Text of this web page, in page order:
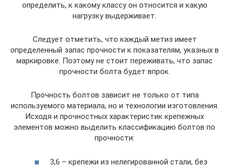
определить, к какому классу он относится и какую
нагрузку выдерживает.
Следует отметить, что каждый метиз имеет
определенный запас прочности к показателям, указных в
маркировке. Поэтому не стоит переживать, что запас
прочности болта будет впрок.
Прочность болтов зависит не только от типа
используемого материала, но и технологии изготовления.
Исходя и прочностных характеристик крепежных
элементов можно выделить классификацию болтов по
прочности:
3,6 – крепежи из нелегированной стали, без